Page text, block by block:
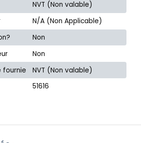
NVT (Non valable)
N/A (Non Applicable)
Non
Non
fournie
NVT (Non valable)
51616